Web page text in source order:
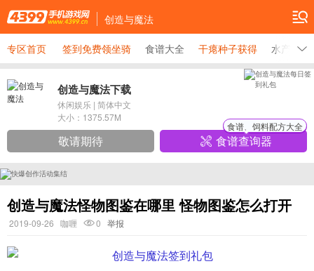
创造与魔法
专区首页 签到免费领坐骑 食谱大全 干瘪种子获得 水产品分
创造与魔法下载
休闲娱乐 | 简体中文
大小： 1375.57M
敬请期待 食谱查询器
食谱、饲料配方大全
创造与魔法怪物图鉴在哪里 怪物图鉴怎么打开
2019-09-26 咖喱 0 举报